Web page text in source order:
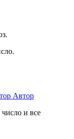
Автор
и все